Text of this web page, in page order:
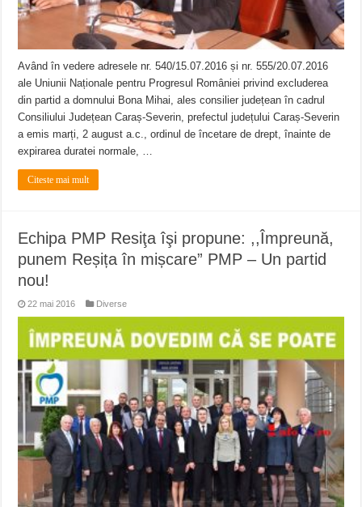
Având în vedere adresele nr. 540/15.07.2016 și nr. 555/20.07.2016
ale Uniunii Naționale pentru Progresul României privind excluderea
din partid a domnului Bona Mihai, ales consilier județean în cadrul
Consiliului Județean Caraș-Severin, prefectul județului Caraș-Severin
a emis marți, 2 august a.c., ordinul de încetare de drept, înainte de
expirarea duratei normale, …
Citeste mai mult
Echipa PMP Resiţa îşi propune: ,,Împreună,
punem Reșița în mișcare” PMP – Un partid
nou!
22 mai 2016 Diverse